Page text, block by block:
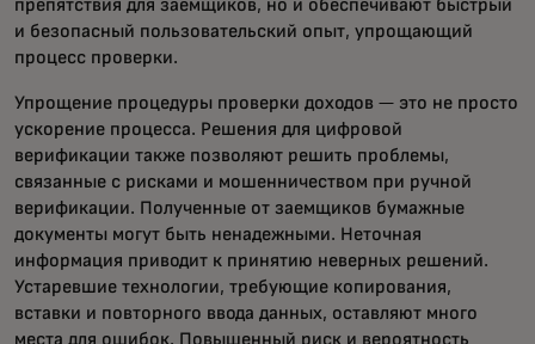
препятствия для заемщиков, но и обеспечивают быстрый
и безопасный пользовательский опыт, упрощающий
процесс проверки.
Упрощение процедуры проверки доходов — это не просто
ускорение процесса. Решения для цифровой
верификации также позволяют решить проблемы,
связанные с рисками и мошенничеством при ручной
верификации. Полученные от заемщиков бумажные
документы могут быть ненадежными. Неточная
информация приводит к принятию неверных решений.
Устаревшие технологии, требующие копирования,
вставки и повторного ввода данных, оставляют много
места для ошибок. Повышенный риск и вероятность